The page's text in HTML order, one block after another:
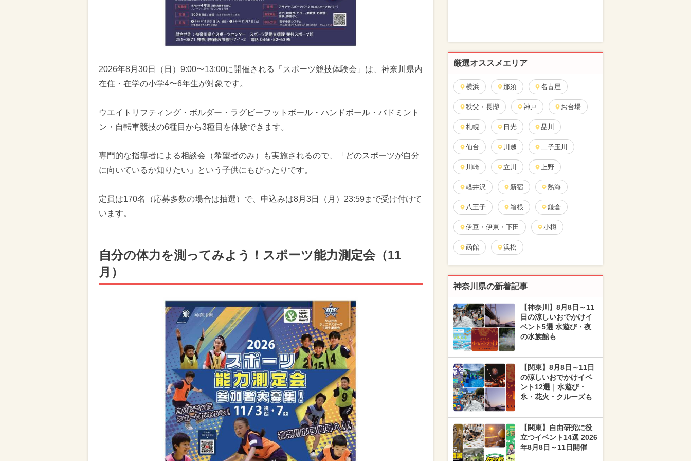
2026年8月30日（日）9:00〜13:00に開催される「スポーツ競技体験会」は、神奈川県内
在住・在学の小学4〜6年生が対象です。
ウエイトリフティング・ボルダー・ラグビーフットボール・ハンドボール・バドミント
ン・自転車競技の6種目から3種目を体験できます。
専門的な指導者による相談会（希望者のみ）も実施されるので、「どのスポーツが自分
に向いているか知りたい」という子供にもぴったりです。
定員は170名（応募多数の場合は抽選）で、申込みは8月3日（月）23:59まで受け付けて
います。
自分の体力を測ってみよう！スポーツ能力測定会（11
月）
厳選オススメエリア
横浜 那須 名古屋
秩父・長瀞 神戸 お台場
札幌 日光 品川
仙台 川越 二子玉川
川崎 立川 上野
軽井沢 新宿 熱海
八王子 箱根 鎌倉
伊豆・伊東・下田 小樽
函館 浜松
神奈川県の新着記事
【神奈川】8月8日～11
日の涼しいおでかけイ
ベント5選 水遊び・夜
の水族館も
【関東】8月8日～11日
の涼しいおでかけイベ
ント12選｜水遊び・
氷・花火・クルーズも
【関東】自由研究に役
立つイベント14選 2026
年8月8日～11日開催